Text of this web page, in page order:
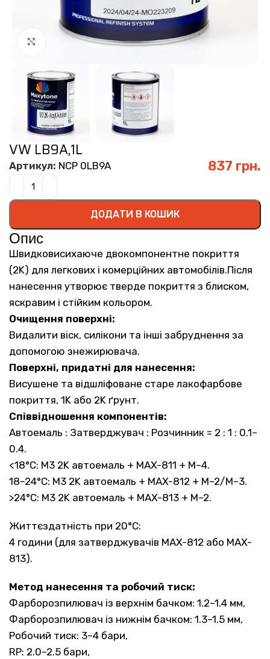
Click to enlarge
VW LB9A,1L
Артикул: NCP 0LB9A 837 грн.
ДОДАТИ В КОШИК
Опис
Швидковисихаюче двокомпонентне покриття
(2K) для легкових і комерційних автомобілів.Після
нанесення утворює тверде покриття з блиском,
яскравим і стійким кольором.
Очищення поверхні:
Видалити віск, силікони та інші забруднення за
допомогою знежирювача.
Поверхні, придатні для нанесення:
Висушене та відшліфоване старе лакофарбове
покриття, 1K або 2K ґрунт.
Співвідношення компонентів:
Автоемаль : Затверджувач : Розчинник = 2 : 1 : 0.1–
0.4.
<18°C: M3 2K автоемаль + MAX-811 + M–4.
18–24°C: M3 2K автоемаль + MAX-812 + M–2/M–3.
>24°C: M3 2K автоемаль + MAX-813 + M–2.
Життєздатність при 20°C:
4 години (для затверджувачів MAX-812 або MAX-
813).
Метод нанесення та робочий тиск:
Фарборозпилювач із верхнім бачком: 1.2–1.4 мм,
Фарборозпилювач із нижнім бачком: 1.3–1.5 мм,
Робочий тиск: 3–4 бари,
RP: 2.0–2.5 бари,